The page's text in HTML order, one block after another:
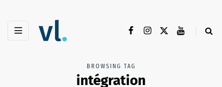
BROWSING TAG
intégration